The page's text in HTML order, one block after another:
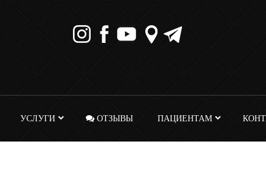
УСЛУГИ ОТЗЫВЫ ПАЦИЕНТАМ